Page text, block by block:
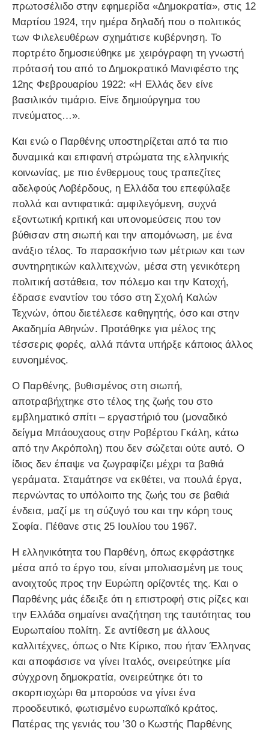
πρωτοσέλιδο στην εφημερίδα «Δημοκρατία», στις 12
Μαρτίου 1924, την ημέρα δηλαδή που ο πολιτικός
των Φιλελευθέρων σχημάτισε κυβέρνηση. Το
πορτρέτο δημοσιεύθηκε με χειρόγραφη τη γνωστή
πρότασή του από το Δημοκρατικό Μανιφέστο της
12ης Φεβρουαρίου 1922: «Η Ελλάς δεν είνε
βασιλικόν τιμάριο. Είνε δημιούργημα του
πνεύματος…».
Και ενώ ο Παρθένης υποστηρίζεται από τα πιο
δυναμικά και επιφανή στρώματα της ελληνικής
κοινωνίας, με πιο ένθερμους τους τραπεζίτες
αδελφούς Λοβέρδους, η Ελλάδα του επεφύλαξε
πολλά και αντιφατικά: αμφιλεγόμενη, συχνά
εξοντωτική κριτική και υπονομεύσεις που τον
βύθισαν στη σιωπή και την απομόνωση, με ένα
ανάξιο τέλος. Το παρασκήνιο των μέτριων και των
συντηρητικών καλλιτεχνών, μέσα στη γενικότερη
πολιτική αστάθεια, τον πόλεμο και την Κατοχή,
έδρασε εναντίον του τόσο στη Σχολή Καλών
Τεχνών, όπου διετέλεσε καθηγητής, όσο και στην
Ακαδημία Αθηνών. Προτάθηκε για μέλος της
τέσσερις φορές, αλλά πάντα υπήρξε κάποιος άλλος
ευνοημένος.
Ο Παρθένης, βυθισμένος στη σιωπή,
αποτραβήχτηκε στο τέλος της ζωής του στο
εμβληματικό σπίτι – εργαστήριό του (μοναδικό
δείγμα Μπάουχαους στην Ροβέρτου Γκάλη, κάτω
από την Ακρόπολη) που δεν σώζεται ούτε αυτό. Ο
ίδιος δεν έπαψε να ζωγραφίζει μέχρι τα βαθιά
γεράματα. Σταμάτησε να εκθέτει, να πουλά έργα,
περνώντας το υπόλοιπο της ζωής του σε βαθιά
ένδεια, μαζί με τη σύζυγό του και την κόρη τους
Σοφία. Πέθανε στις 25 Ιουλίου του 1967.
Η ελληνικότητα του Παρθένη, όπως εκφράστηκε
μέσα από το έργο του, είναι μπολιασμένη με τους
ανοιχτούς προς την Ευρώπη ορίζοντές της. Και ο
Παρθένης μάς έδειξε ότι η επιστροφή στις ρίζες και
την Ελλάδα σημαίνει αναζήτηση της ταυτότητας του
Ευρωπαίου πολίτη. Σε αντίθεση με άλλους
καλλιτέχνες, όπως ο Ντε Κίρικο, που ήταν Έλληνας
και αποφάσισε να γίνει Ιταλός, ονειρεύτηκε μία
σύγχρονη δημοκρατία, ονειρεύτηκε ότι το
σκορπιοχώρι θα μπορούσε να γίνει ένα
προοδευτικό, φωτισμένο ευρωπαϊκό κράτος.
Πατέρας της γενιάς του ’30 ο Κωστής Παρθένης